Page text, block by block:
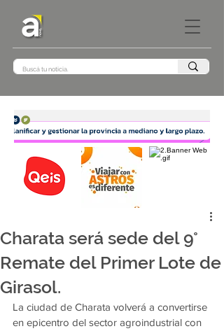
Charata será sede del 9°
Remate del Primer Lote de
Girasol.
La ciudad de Charata volverá a convertirse
en epicentro del sector agroindustrial con